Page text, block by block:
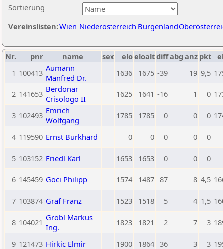
Sortierung
Vereinslisten:Wien Niederösterreich Burgenland
Nr. pnr name sex eloeloaltdiffabg anz pkt
1 100413 Aumann
Manfred Dr.
1636 1675 -39 19 9,5
2 141653 Berdonar
Crisologo II
1625 1641 -16 1 0
3 102493 Emrich
Wolfgang
1785 1785 0 0 0
4 119590 Ernst Burkhard 0 0 0 0 0
5 103152 Friedl Karl 1653 1653 0 0 0
6 145459 Goci Philipp 1574 1487 87 8 4,5
7 103874 Graf Franz 1523 1518 5 4 1,5
8 104021 Gröbl Markus
Ing.
1823 1821 2 7 3
9 121473 Hirkic Elmir 1900 1864 36 3 3